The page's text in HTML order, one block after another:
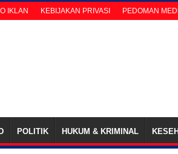
IKLAN KEBIJAKAN PRIVASI PEDOMAN
POLITIK HUKUM & KRIMINAL